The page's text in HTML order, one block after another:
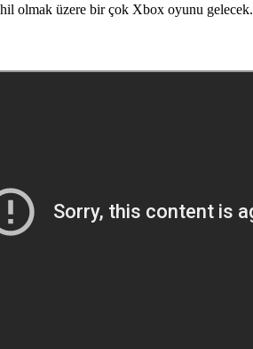
olmak üzere bir çok Xbox oyunu gelecek.